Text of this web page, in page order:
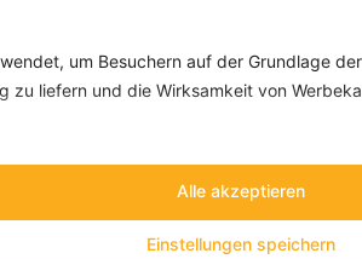
um Besuchern auf der Grundlage
zu liefern und die Wirksamkeit von
Einstellungen speichern
Alle akzeptieren
Rezepte
Kalorien:651 kcal
Eiweiß:18 g